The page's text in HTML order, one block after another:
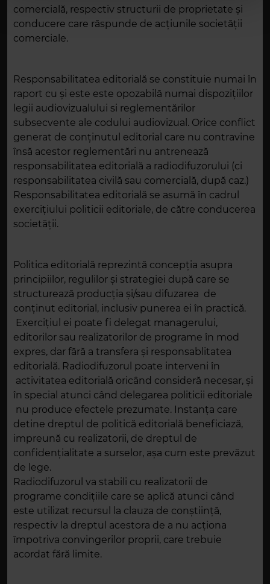
comercială, respectiv structurii de proprietate și
conducere care răspunde de acțiunile societății
comerciale.
Responsabilitatea editorială se constituie numai în
raport cu şi este este opozabilă numai dispoziţiilor
legii audiovizualului si reglementărilor
subsecvente ale codului audiovizual. Orice conflict
generat de conţinutul editorial care nu contravine
însă acestor reglementări nu antrenează
responsabilitatea editorială a radiodifuzorului (ci
responsabilitatea civilă sau comercială, după caz.)
Responsabilitatea editorială se asumă în cadrul
exercițiului politicii editoriale, de către conducerea
societății.
Politica editorială reprezintă concepția asupra
principiilor, regulilor și strategiei după care se
structurează producția și/sau difuzarea de
conținut editorial, inclusiv punerea ei în practică.
Exercițiul ei poate fi delegat managerului,
editorilor sau realizatorilor de programe în mod
expres, dar fără a transfera și responsablitatea
editorială. Radiodifuzorul poate interveni în
activitatea editorială oricând consideră necesar, și
în special atunci când delegarea politicii editoriale
nu produce efectele prezumate. Instanța care
detine dreptul de politică editorială beneficiază,
impreună cu realizatorii, de dreptul de
confidențialitate a surselor, așa cum este prevăzut
de lege.
Radiodifuzorul va stabili cu realizatorii de
programe condițiile care se aplică atunci când
este utilizat recursul la clauza de conștiință,
respectiv la dreptul acestora de a nu acționa
împotriva convingerilor proprii, care trebuie
acordat fără limite.